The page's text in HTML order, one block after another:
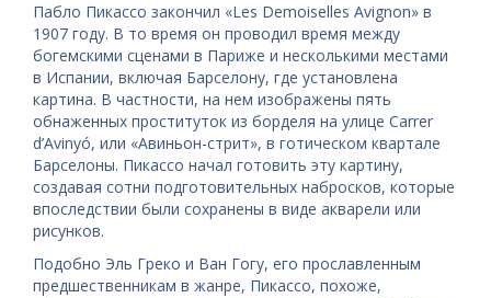
Пабло Пикассо закончил «Les Demoiselles Avignon» в
1907 году. В то время он проводил время между
богемскими сценами в Париже и несколькими местами
в Испании, включая Барселону, где установлена
картина. В частности, на нем изображены пять
обнаженных проституток из борделя на улице Carrer
d’Avinyó, или «Авиньон-стрит», в готическом квартале
Барселоны. Пикассо начал готовить эту картину,
создавая сотни подготовительных набросков, которые
впоследствии были сохранены в виде акварели или
рисунков.
Подобно Эль Греко и Ван Гогу, его прославленным
предшественникам в жанре, Пикассо, похоже,